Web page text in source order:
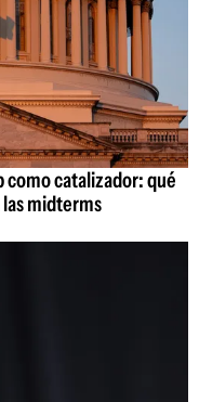
como catalizador: qué
las midterms